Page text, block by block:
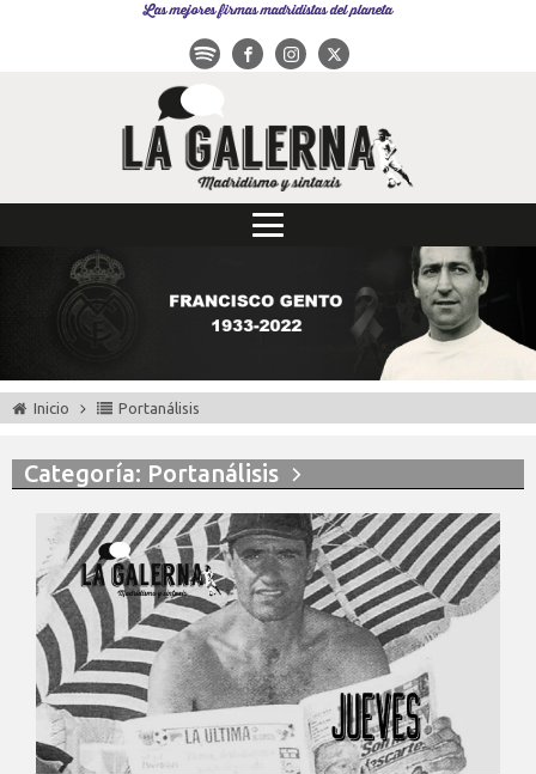
Las mejores firmas madridistas del planeta
Inicio Portanálisis
Categoría: Portanálisis